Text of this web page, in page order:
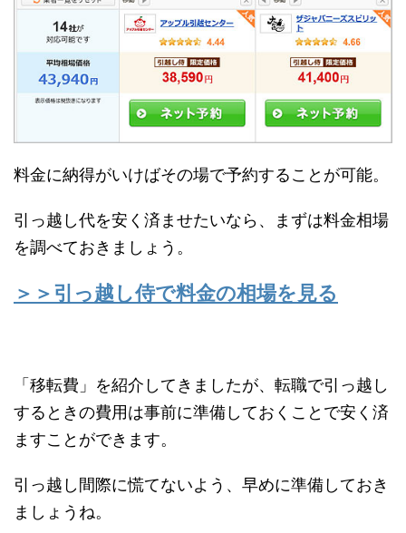
料金に納得がいけばその場で予約することが可能。
引っ越し代を安く済ませたいなら、まずは料金相場
を調べておきましょう。
＞＞引っ越し侍で料金の相場を見る
「移転費」を紹介してきましたが、転職で引っ越し
するときの費用は事前に準備しておくことで安く済
ますことができます。
引っ越し間際に慌てないよう、早めに準備しておき
ましょうね。